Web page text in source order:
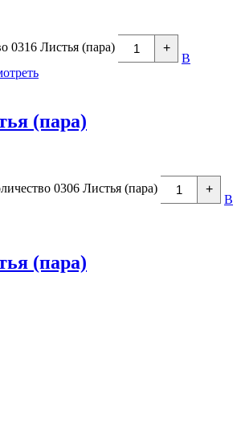
0316 Листья (пара) +
В
(пара)
0306 Листья (пара) +
В
(пара)